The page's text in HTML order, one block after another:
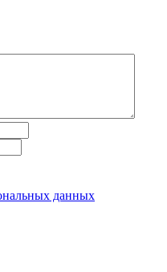
данных